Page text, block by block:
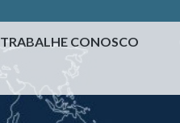
TRABALHE CONOSCO